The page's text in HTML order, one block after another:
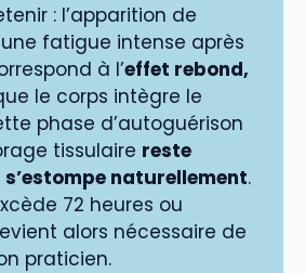
: l’apparition de
fatigue intense après
à l’effet rebond,
le corps intègre le
phase d’autoguérison
tissulaire reste
naturellement.
72 heures ou
alors nécessaire de
praticien.